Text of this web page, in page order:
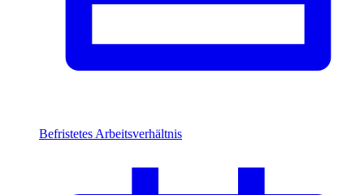
Befristetes Arbeitsverhältnis